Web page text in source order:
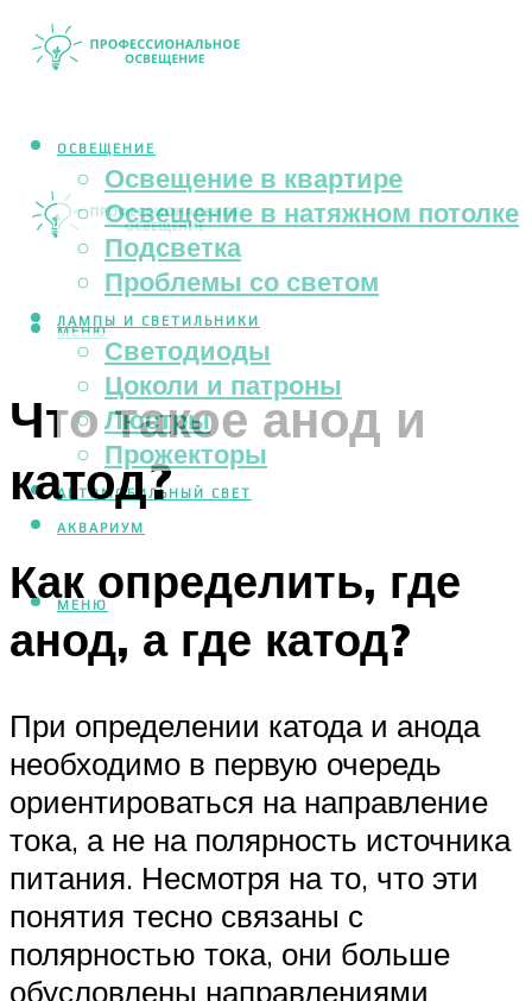
ОСВЕЩЕНИЕ
Освещение в квартире
Освещение в натяжном потолке
Подсветка
Проблемы со светом
ЛАМПЫ И СВЕТИЛЬНИКИ
Светодиоды
Цоколи и патроны
Люстры
Прожекторы
АВТОМОБИЛЬНЫЙ СВЕТ
АКВАРИУМ
МЕНЮ
МЕНЮ
Что такое анод и
катод?
Как определить, где
анод, а где катод?
При определении катода и анода
необходимо в первую очередь
ориентироваться на направление
тока, а не на полярность источника
питания. Несмотря на то, что эти
понятия тесно связаны с
полярностью тока, они больше
обусловлены направлениями